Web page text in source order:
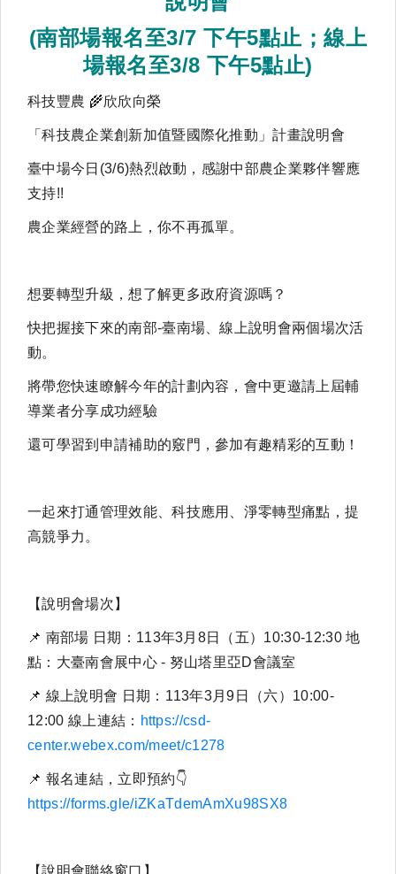
(南部場報名至3/7 下午5點止；線上
場報名至3/8 下午5點止)
科技豐農 🌾欣欣向榮
「科技農企業創新加值暨國際化推動」計畫說明會
臺中場今日(3/6)熱烈啟動，感謝中部農企業夥伴響應
支持!!
農企業經營的路上，你不再孤單。
想要轉型升級，想了解更多政府資源嗎？
快把握接下來的南部-臺南場、線上說明會兩個場次活
動。
將帶您快速瞭解今年的計劃內容，會中更邀請上屆輔
導業者分享成功經驗
還可學習到申請補助的竅門，參加有趣精彩的互動！
一起來打通管理效能、科技應用、淨零轉型痛點，提
高競爭力。
【說明會場次】
📌 南部場 日期：113年3月8日（五）10:30-12:30 地
點：大臺南會展中心 - 努山塔里亞D會議室
📌 線上說明會 日期：113年3月9日（六）10:00-
12:00 線上連結： https://csd-
center.webex.com/meet/c1278
📌 報名連結，立即預約👇
https://forms.gle/iZKaTdemAmXu98SX8
【說明會聯絡窗口】